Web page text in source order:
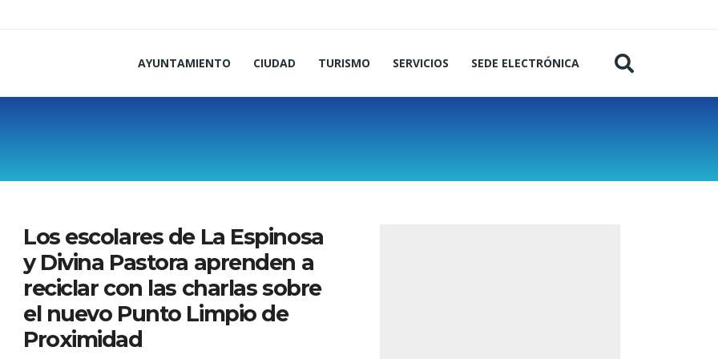
AYUNTAMIENTO CIUDAD TURISMO SERVICIOS SEDE ELECTRÓNICA
Los escolares de La Espinosa
y Divina Pastora aprenden a
reciclar con las charlas sobre
el nuevo Punto Limpio de
Proximidad